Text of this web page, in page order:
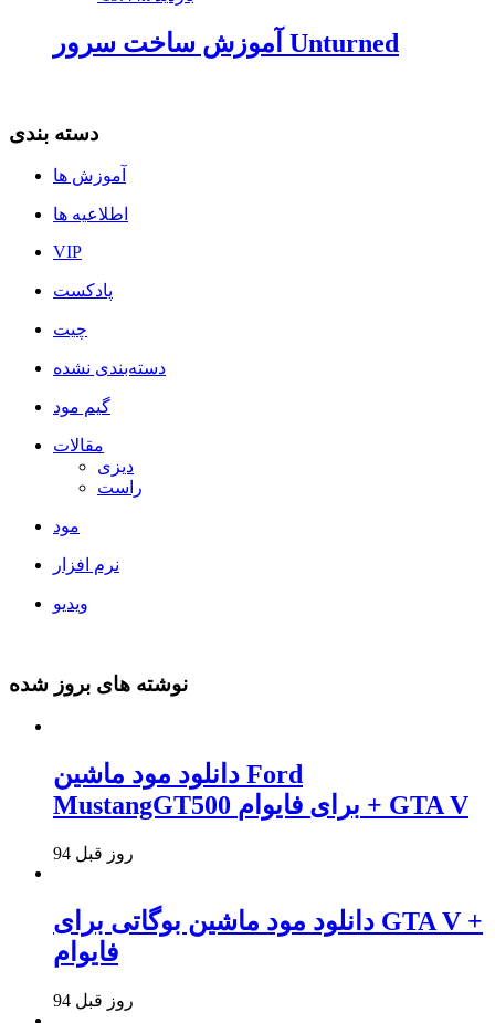
آموزش ساخت سرور Unturned
دسته بندی
آموزش ها
اطلاعیه ها
VIP
پادکست
چیت
دسته‌بندی نشده
گیم مود
مقالات
دیزی
راست
مود
نرم افزار
ویدیو
نوشته های بروز شده
دانلود مود ماشین Ford
MustangGT500 برای فایوام + GTA V
94 روز قبل
دانلود مود ماشین بوگاتی برای GTA V +
فایوام
94 روز قبل